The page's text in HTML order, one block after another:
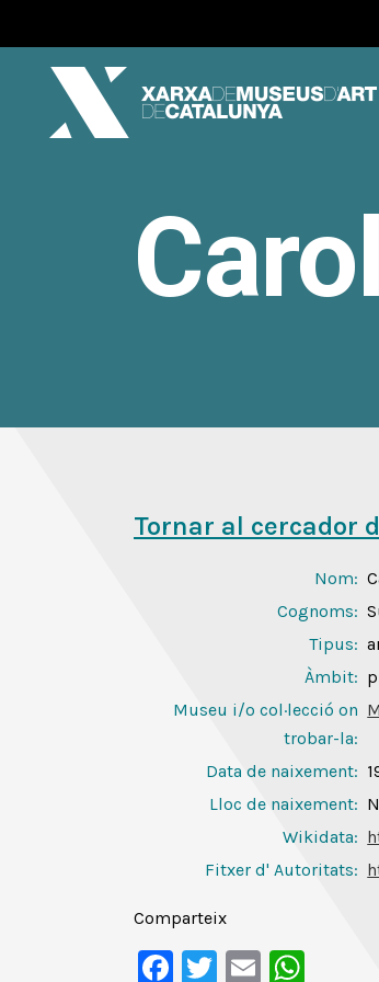
Tornar al cercador
Nom:
Cognoms:
Tipus:
Àmbit:
Museu i/o col·lecció on
trobar-la:
Data de naixement:
Lloc de naixement:
Wikidata:
Fitxer d' Autoritats:
Comparteix
Facebook
Twitter
Email